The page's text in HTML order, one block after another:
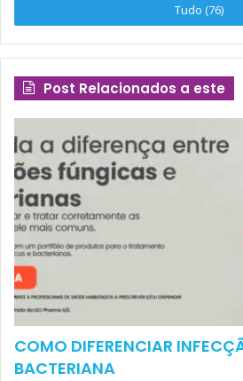
Tudo (76)
Post Relacionados a este
COMO DIFERENCIAR
BACTERIANA